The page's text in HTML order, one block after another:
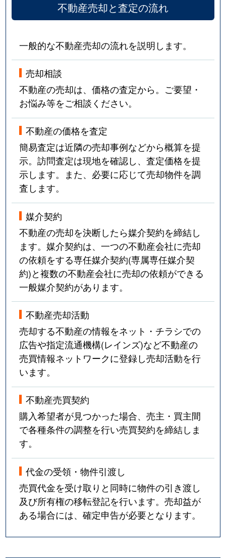
不動産売却と査定の流れ
一般的な不動産売却の流れを説明します。
売却相談
不動産の売却は、価格の査定から。ご要望・
お悩み等をご相談ください。
不動産の価格を査定
簡易査定は近隣の売却事例などから概算を提
示。訪問査定は現地を確認し、査定価格を提
示します。また、必要に応じて売却物件を調
査します。
媒介契約
不動産の売却を決断したら媒介契約を締結し
ます。媒介契約は、一つの不動産会社に売却
の依頼をする専任媒介契約(専属専任媒介契
約)と複数の不動産会社に売却の依頼ができる
一般媒介契約があります。
不動産売却活動
売却する不動産の情報をネット・チラシでの
広告や指定流通機構(レインズ)など不動産の
売買情報ネットワークに登録し売却活動を行
います。
不動産売買契約
購入希望者が見つかった場合、売主・買主間
で各種条件の調整を行い売買契約を締結しま
す。
代金の受領・物件引渡し
売買代金を受け取りと同時に物件の引き渡し
及び所有権の移転登記を行います。売却益が
ある場合には、確定申告が必要となります。